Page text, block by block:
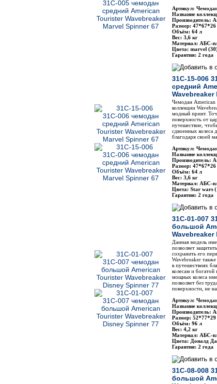
Артикул:
Название
Производитель:
Размер: 47*67*26
Объём: 64 л
Вес: 3,6 кг
Материал: АБС-
Цвета: marvel
Гарантия: 2 года
31C-15-006
средний
Wavebreaker
Чемодан American
коллекции
модный принт.
поверхность от
путешествие,
сдвоенных колеса
благодаря своей
Артикул:
Название
Производитель:
Размер: 47*67*26
Объём: 64 л
Вес: 3,6 кг
Материал: АБС-
Цвета: Star wars
Гарантия: 2 года
31C-01-007
большой
Данная модель
позволяет
сохранить его
Wavebreaker
в путешествиях
колесам и
мощных колеса
позволяет без
поверхности, не
Артикул:
Название
Производитель:
Размер: 52*77*29
Объём: 96 л
Вес: 4,2 кг
Материал: АБС-
Цвета: Доналд
Гарантия: 2 года
31C-08-008
большой